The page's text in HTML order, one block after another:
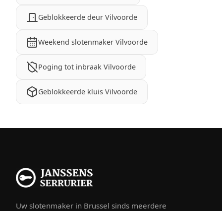
Geblokkeerde deur Vilvoorde
Weekend slotenmaker Vilvoorde
Poging tot inbraak Vilvoorde
Geblokkeerde kluis Vilvoorde
Uw slotenmaker in Brussel sinds meerdere